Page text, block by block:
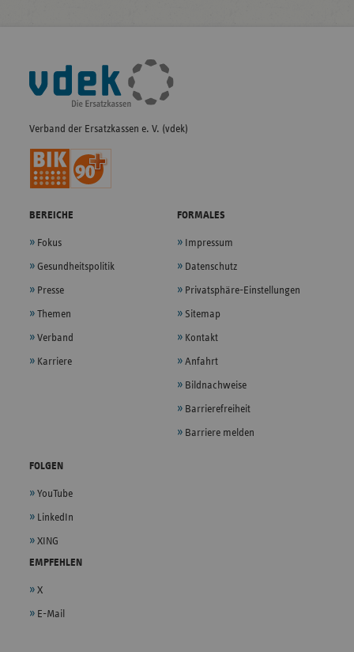
Fußleisten-
Navigation
Verband der Ersatzkassen e. V. (vdek)
BEREICHE
Fokus
Gesundheitspolitik
Presse
Themen
Verband
Karriere
FORMALES
Impressum
Datenschutz
Privatsphäre-Einstellungen
Sitemap
Kontakt
Anfahrt
Bildnachweise
Barrierefreiheit
Barriere melden
FOLGEN
YouTube
LinkedIn
XING
EMPFEHLEN
X
E-Mail